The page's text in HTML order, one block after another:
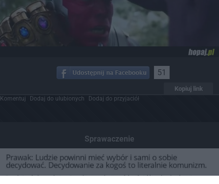
51
Kopiuj link
Komentuj Dodaj do ulubionych Dodaj do przyjaciół
Sprawaczenie